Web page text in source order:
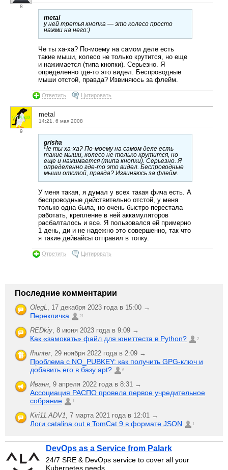
8
metal
у ней третья кнопка — это колесо просто
нажми на него:)
Че ты ха-ха? По-моему на самом деле есть
такие мыши, колесо не только крутится, но еще
и нажимается (типа кнопки). Серьезно. Я
определенно где-то это видел. Беспроводные
мыши отстой, правда? Извиняюсь за флейм.
Ответить Цитировать
9
metal
14:21, 6 мая 2008
grisha
Че ты ха-ха? По-моему на самом деле есть
такие мыши, колесо не только крутится, но
еще и нажимается (типа кнопки). Серьезно. Я
определенно где-то это видел. Беспроводные
мыши отстой, правда? Извиняюсь за флейм.
У меня такая, я думал у всех такая фича есть. А
беспроводные действительно отстой, у меня
только одна была, но очень быстро перестала
работать, крепление в ней аккамуляторов
расбалталось и все. Я пользовался ей примерно
1 день, ди и не надежно это совершенно, так что
я такие дейвайсы отправил в топку.
Ответить Цитировать
Последние комментарии
OlegL 17 декабря 2023 года в 15:00 →
Перекличка 21
REDkiy 8 июня 2023 года в 9:09 →
Как «замокать» файл для юниттеста в Python? 2
fhunter, 29 ноября 2022 года в 2:09 →
Проблема с NO_PUBKEY: как получить GPG-ключ и
добавить его в базу apt?
6
Иванн 9 апреля 2022 года в 8:31 →
Ассоциация РАСПО провела первое учредительное
собрание
1
Kiri11.ADV1 7 марта 2021 года в 12:01 →
Логи catalina.out в TomCat 9 в формате JSON 1
DevOps as a Service from Palark
24/7 SRE & DevOps service to cover all your
Kubernetes needs.